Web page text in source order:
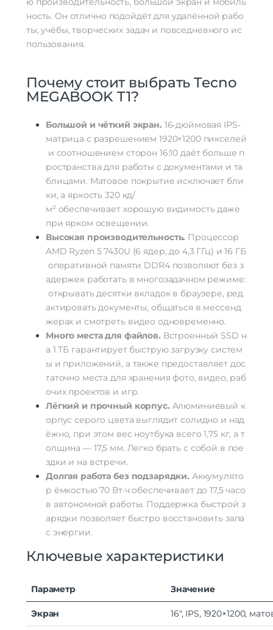
Тип памяти
DDR4
Частота памяти
3200 МГц
Тип видеокарты
ность. Он отлично подойдётдля удалённой рабо
ты, учёбы, творческих задач и повседневного ис
пользования.
Почему стоитвыбрать Tecno
MEGABOOKT1?
Большой и чёткий экран. 16‑дюймовая IPS‑
матрица с разрешением 1920×1200пикселей
и соотношением сторон 16:10 даётбольше п
ространства для работы с документами и та
блицами. Матовое покрытие исключает бли
ки, а яркость320кд/
м² обеспечиваетхорошуювидимостьдаже
при ярком освещении.
Высокая производительность. Процессор
AMD Ryzen 57430U (6 ядер, до 4,3 ГГц) и 16 ГБ
оперативной памяти DDR4позволяют безз
адержек работатьв многозадачном режиме:
открыватьдесятки вкладокв браузере, ред
актироватьдокументы, общаться в мессенд
жерах и смотретьвидео одновременно.
Много местадля файлов. Встроенный SSD н
а 1 ТБ гарантируетбыструюзагрузку систем
ы и приложений, а также предоставляетдос
таточно места для хранения фото, видео, раб
очихпроектов и игр.
Лёгкий и прочный корпус. Алюминиевый к
орпус серого цвета выглядит солидно и над
ёжно, при этом вес ноутбука всего1,75кг, а т
олщина — 17,5 мм. Легко брать с собой в пое
здки и на встречи.
Долгая работа безподзарядки. Аккумулято
р ёмкостью70 Вт·ч обеспечиваетдо 17,5часо
в автономной работы. Поддержка быстрой з
арядки позволяетбыстро восстановить запа
с энергии.
Ключевые характеристики
Параметр Значение
Экран 16″,IPS, 1920×1200,